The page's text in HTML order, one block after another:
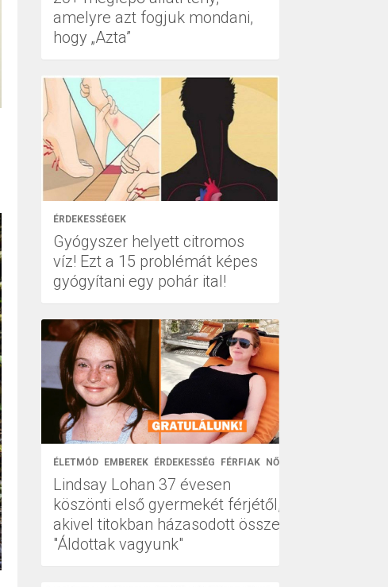
amelyre azt fogjuk mondani,
hogy „Azta”
ÉRDEKESSÉGEK
Gyógyszer helyett citromos
víz! Ezt a 15 problémát képes
gyógyítani egy pohár ital!
ÉLETMÓD EMBEREK ÉRDEKESSÉG FÉRFIAK NŐK
Lindsay Lohan 37 évesen
köszönti első gyermekét férjétől,
akivel titokban házasodott össze:
"Áldottak vagyunk"